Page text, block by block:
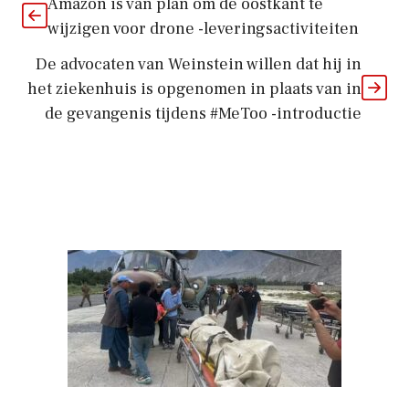
wijzigen voor drone -leveringsactiviteiten
De advocaten van Weinstein willen dat hij in
het ziekenhuis is opgenomen in plaats van in
de gevangenis tijdens #MeToo -introductie